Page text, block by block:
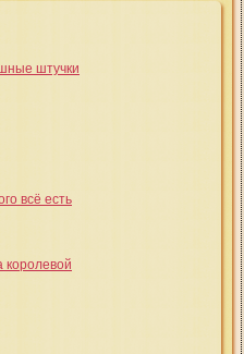
штучки
всё есть
королевой